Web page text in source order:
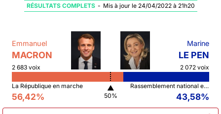
RÉSULTATS COMPLETS - Mis à jour le 24/04/2022 à 21h20
Emmanuel
MACRON
2 683 voix
Marine
LE PEN
2 072 voix
La République en marche
56,42%
▲
50%
Rassemblement national et ses alliés
43,58%